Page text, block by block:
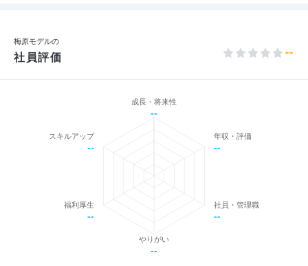
梅原モデルの
社員評価 --
成長・将来性
--
年収・評価
--
社員・管理職
--
やりがい
--
福利厚生
--
スキルアップ
--